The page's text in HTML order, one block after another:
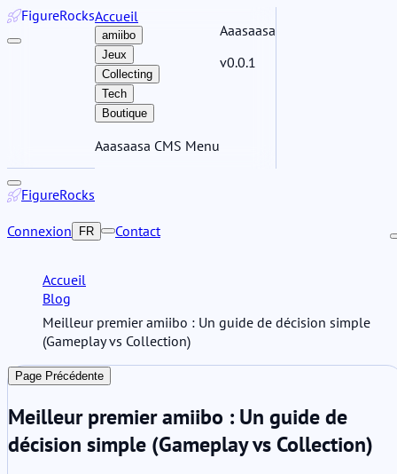
FigureRocksAccueil
amiibo
Jeux
Collecting
Tech
Boutique
Aaasaasa CMS Menu
Aaasaasa
v0.0.1
FigureRocks
Connexion FR Contact
Accueil
Blog
Meilleur premier amiibo : Un guide de décision simple
(Gameplay vs Collection)
Page Précédente
Meilleur premier amiibo : Un guide de
décision simple (Gameplay vs Collection)